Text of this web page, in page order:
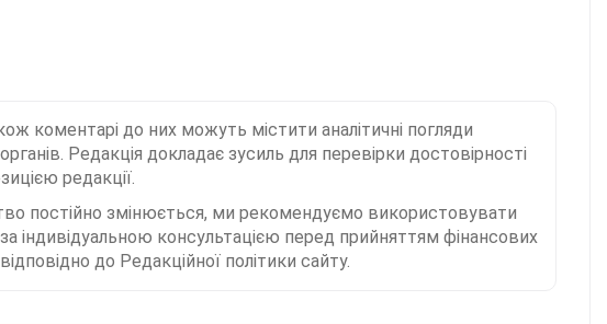
коментарі до них можуть містити аналітичні погляди
Редакція докладає зусиль для перевірки достовірності
редакції.
постійно змінюється, ми рекомендуємо використовувати
індивідуальною консультацією перед прийняттям фінансових
до Редакційної політики сайту.